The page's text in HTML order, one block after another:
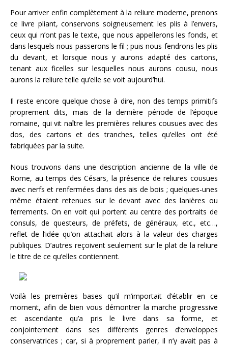
Pour arriver enfin complètement à la reliure moderne, prenons
ce livre pliant, conservons soigneusement les plis à l’envers,
ceux qui n’ont pas le texte, que nous appellerons les fonds, et
dans lesquels nous passerons le fil ; puis nous fendrons les plis
du devant, et lorsque nous y aurons adapté des cartons,
tenant aux ficelles sur lesquelles nous aurons cousu, nous
aurons la reliure telle qu’elle se voit aujourd’hui.
Il reste encore quelque chose à dire, non des temps primitifs
proprement dits, mais de la dernière période de l’époque
romaine, qui vit naître les premières reliures cousues avec des
dos, des cartons et des tranches, telles qu’elles ont été
fabriquées par la suite.
Nous trouvons dans une description ancienne de la ville de
Rome, au temps des Césars, la présence de reliures cousues
avec nerfs et renfermées dans des ais de bois ; quelques-unes
même étaient retenues sur le devant avec des lanières ou
ferrements. On en voit qui portent au centre des portraits de
consuls, de questeurs, de préfets, de généraux, etc., etc…,
reflet de l’idée qu’on attachait alors à la valeur des charges
publiques. D’autres reçoivent seulement sur le plat de la reliure
le titre de ce qu’elles contiennent.
Voilà les premières bases qu’il m’importait d’établir en ce
moment, afin de bien vous démontrer la marche progressive
et ascendante qu’a pris le livre dans sa forme, et
conjointement dans ses différents genres d’enveloppes
conservatrices ; car, si à proprement parler, il n’y avait pas à